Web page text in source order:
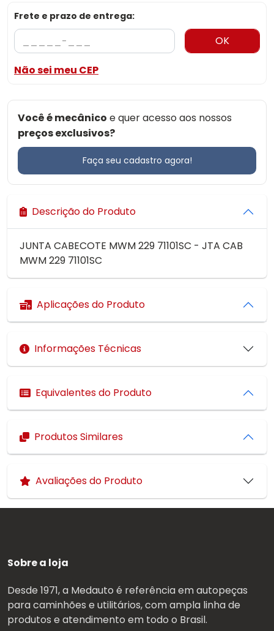
Frete e prazo de entrega:
OK
Não sei meu CEP
Você é mecânico e quer acesso aos nossos
preços exclusivos?
Faça seu cadastro agora!
Descrição do Produto
JUNTA CABECOTE MWM 229 71101SC - JTA CAB
MWM 229 71101SC
Aplicações do Produto
Informações Técnicas
Equivalentes do Produto
Produtos Similares
Avaliações do Produto
Sobre a loja
Desde 1971, a Medauto é referência em autopeças
para caminhões e utilitários, com ampla linha de
produtos e atendimento em todo o Brasil.